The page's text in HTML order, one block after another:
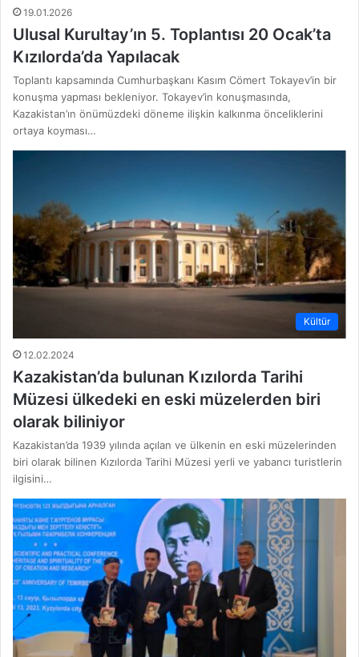
19.01.2026
Ulusal Kurultay’ın 5. Toplantısı 20 Ocak’ta
Kızılorda’da Yapılacak
Toplantı kapsamında Cumhurbaşkanı Kasım Cömert Tokayev’in bir
konuşma yapması bekleniyor. Tokayev’in konuşmasında,
Kazakistan’ın önümüzdeki döneme ilişkin kalkınma önceliklerini
ortaya koyması…
Kültür
12.02.2024
Kazakistan’da bulunan Kızılorda Tarihi
Müzesi ülkedeki en eski müzelerden biri
olarak biliniyor
Kazakistan’da 1939 yılında açılan ve ülkenin en eski müzelerinden
biri olarak bilinen Kızılorda Tarihi Müzesi yerli ve yabancı turistlerin
ilgisini…